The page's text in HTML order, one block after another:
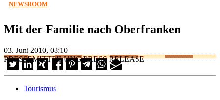
NEWSROOM
Mit der Familie nach Oberfranken
03. Juni 2010, 08:10
PRESSEMITTEILUNG/PRESS RELEASE
Tourismus